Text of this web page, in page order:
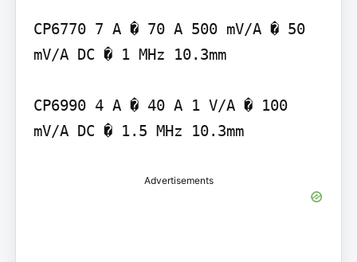
CP6770 7 A � 70 A 500 mV/A � 50
mV/A DC � 1 MHz 10.3mm
CP6990 4 A � 40 A 1 V/A � 100
mV/A DC � 1.5 MHz 10.3mm
Advertisements